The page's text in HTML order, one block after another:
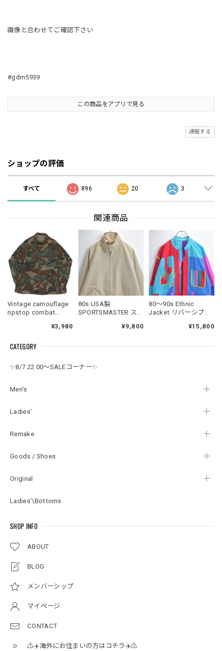
CATEGORY
✨8/7 22:00～SALEコーナー✨
Men's
Ladies'
Remake
Goods / Shoes
Original
Ladies'\Bottoms
SHOP INFO
ABOUT
BLOG
メンバーシップ
マイページ
CONTACT
⚠️✈️海外にお住まいの方はコチラ✈️⚠️
画像と合わせてご確認下さい
#gdm5939
この商品をアプリで見る
通報する
ショップの評価
すべて 896 20 3
関連商品
Vintage camouflage
ripstop combat
¥3,980
80s USA製
SPORTSMASTER スポ
イヤー スポーツジャ
ウィングトップ ベー
ン ヴィンテージ ビン
テージ アメリカ古着
¥9,800
80～90s Ethnic
Jacket リバーシブル
ッチ デザイン ボタン
衣装 クレイジーパタ
¥15,800